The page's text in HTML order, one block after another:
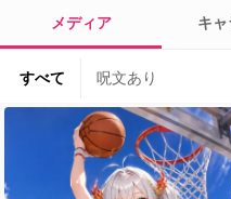
メディア キ
すべて 呪文あり